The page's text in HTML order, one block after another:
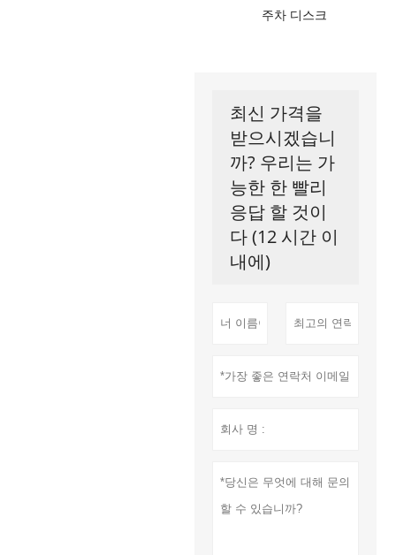
주차 디스크
최신 가격을
받으시겠습니
까? 우리는 가
능한 한 빨리
응답 할 것이
다 (12 시간 이
내에)